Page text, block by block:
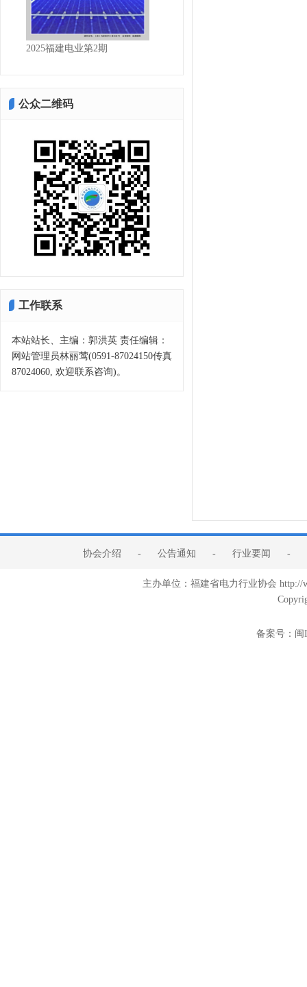
2025福建电业第2期
公众二维码
工作联系
本站站长、主编：郭洪英 责任编辑：
网站管理员林丽莺(0591-87024150传真
87024060, 欢迎联系咨询)。
协会介绍 - 公告通知 - 行业要闻 -
主办单位：福建省电力行业协会
备案号： 闽